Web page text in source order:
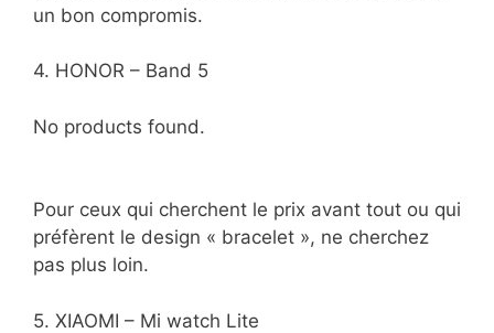
un bon compromis.
4. HONOR – Band 5
No products found.
Pour ceux qui cherchent le prix avant tout ou qui
préfèrent le design « bracelet », ne cherchez
pas plus loin.
5. XIAOMI – Mi watch Lite